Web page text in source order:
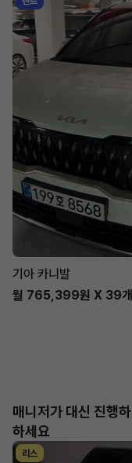
기아 카니발
월 765,399원 X 39개
매니저가 대신 진행
하세요
리스